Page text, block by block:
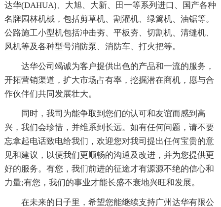
达华(DAHUA)、大旭、大新、田一等系列进口、国产各种
名牌园林机械，包括剪草机、割灌机、绿篱机、油锯等。
公路施工小型机包括冲击夯、平板夯、切割机、清缝机、
风机等及各种型号消防泵、消防车、打火把等。
达华公司竭诚为客户提供出色的产品和一流的服务，
开拓营销渠道，扩大市场占有率，挖掘潜在商机，愿与合
作伙伴们共同发展壮大。
同时，我司为能争取到您们的认可和友谊而感到高
兴，我们会珍惜，并维系到长远。如有任何问题，请不要
忘拿起电话致电给我们，欢迎您对我司提出任何宝贵的意
见和建议，以便我们更顺畅的沟通及改进，并为您提供更
好的服务。有您，我们前进的征途才有源源不绝的信心和
力量;有您，我们的事业才能长盛不衰地兴旺和发展。
在未来的日子里，希望您能继续支持广州达华有限公